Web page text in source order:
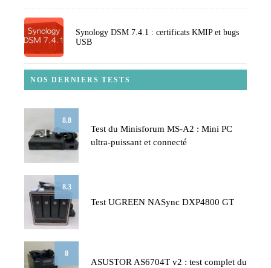
Synology DSM 7.4.1 : certificats KMIP et bugs
USB
NOS DERNIERS TESTS
8.8
Test du Minisforum MS-A2 : Mini PC
ultra-puissant et connecté
8.3
Test UGREEN NASync DXP4800 GT
8
ASUSTOR AS6704T v2 : test complet du